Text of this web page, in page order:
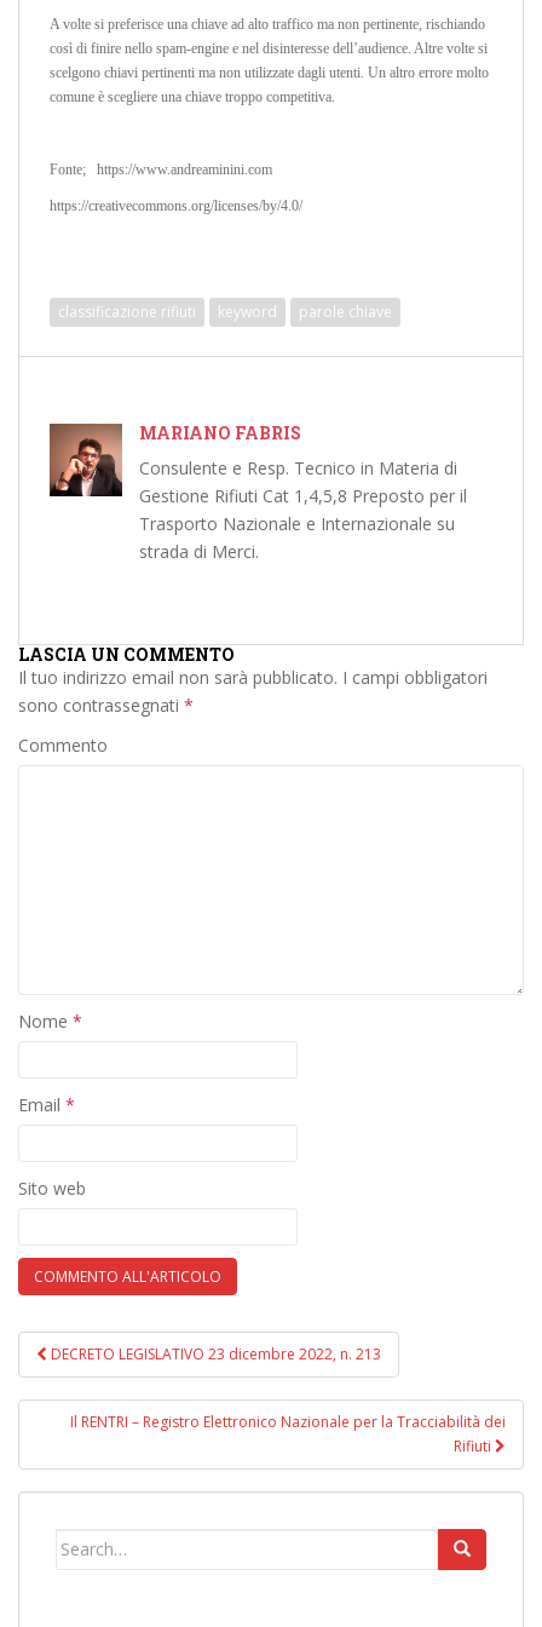
A volte si preferisce una chiave ad alto traffico ma non pertinente, rischiando
così di finire nello spam-engine e nel disinteresse dell’audience. Altre volte si
scelgono chiavi pertinenti ma non utilizzate dagli utenti. Un altro errore molto
comune è scegliere una chiave troppo competitiva.
Fonte; https://www.andreaminini.com
https://creativecommons.org/licenses/by/4.0/
classificazione rifiuti keyword parole chiave
MARIANO FABRIS
Consulente e Resp. Tecnico in Materia di
Gestione Rifiuti Cat 1,4,5,8 Preposto per il
Trasporto Nazionale e Internazionale su
strada di Merci.
LASCIA UN COMMENTO
Il tuo indirizzo email non sarà pubblicato. I campi obbligatori
sono contrassegnati *
Commento
Nome *
Email *
Sito web
Navigazione post
DECRETO LEGISLATIVO 23 dicembre 2022, n. 213
Il RENTRI – Registro Elettronico Nazionale per la Tracciabilità dei
Rifiuti
Search for: